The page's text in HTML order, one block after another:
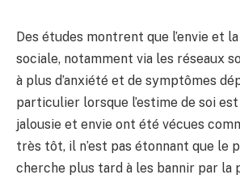
Des études montrent que l’envie et
sociale, notamment via les réseaux
à plus d’anxiété et de symptômes
particulier lorsque l’estime de soi
jalousie et envie ont été vécues
très tôt, il n’est pas étonnant que le
cherche plus tard à les bannir par la